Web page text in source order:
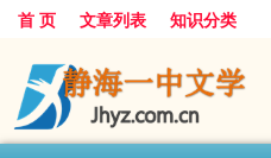
首 页 文章列表 知识分类